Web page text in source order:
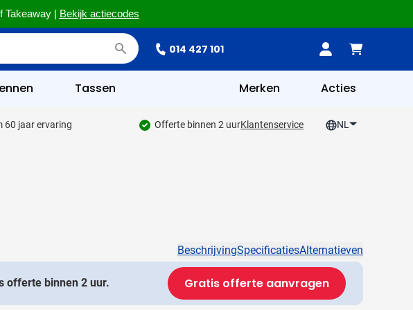
| Bekijk actiecodes
014 427 101
Tassen Merken Acties
60 jaar ervaring Offerte binnen 2 uurKlantenservice NL
BeschrijvingSpecificatiesAlternatieven
offerte binnen 2 uur. Gratis offerte aanvragen